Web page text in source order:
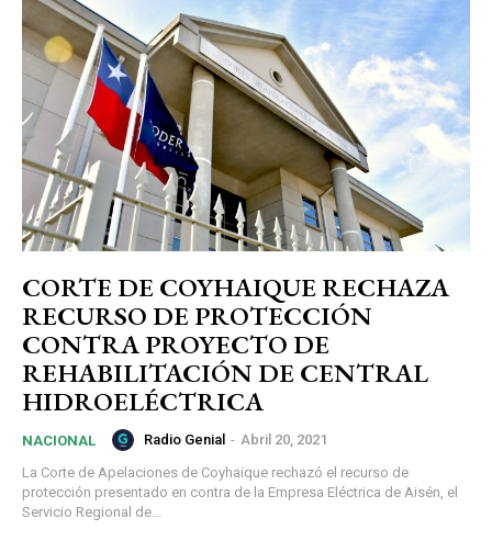
CORTE DE COYHAIQUE RECHAZA
RECURSO DE PROTECCIÓN
CONTRA PROYECTO DE
REHABILITACIÓN DE CENTRAL
HIDROELÉCTRICA
NACIONAL Radio Genial - Abril 20, 2021
La Corte de Apelaciones de Coyhaique rechazó el recurso de
protección presentado en contra de la Empresa Eléctrica de Aisén, el
Servicio Regional de...